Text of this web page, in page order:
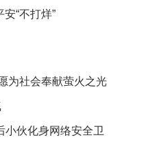
“不打烊”
为社会奉献萤火之光
小伙化身网络安全卫